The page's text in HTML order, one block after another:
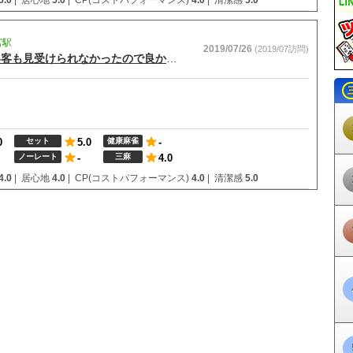
駅
広々とした店内で清潔感もあり、癖の強い客も見受けられなかったので良かった。
2019/07/26 (2019/07訪問)
セット 5.0 健康麻雀 -
ノーレート - 三麻 4.0
居心地 4.0 CP(コストパフォーマンス) 4.0 清潔感 5.0